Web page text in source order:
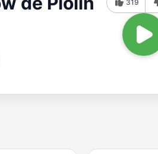
319